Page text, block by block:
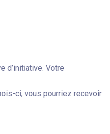
d’initiative. Votre
ci, vous pourriez recevoir